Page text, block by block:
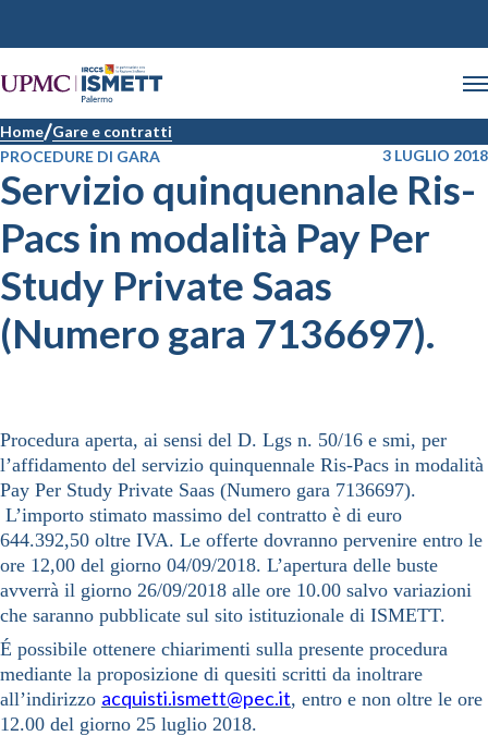
Home Gare e contratti
PROCEDURE DI GARA
3 LUGLIO 2018
Servizio quinquennale Ris-
Pacs in modalità Pay Per
Study Private Saas
(Numero gara 7136697).
Procedura aperta, ai sensi del D. Lgs n. 50/16 e smi, per
l’affidamento del servizio quinquennale Ris-Pacs in modalità
Pay Per Study Private Saas (Numero gara 7136697).
L’importo stimato massimo del contratto è di euro
644.392,50 oltre IVA. Le offerte dovranno pervenire entro le
ore 12,00 del giorno 04/09/2018. L’apertura delle buste
avverrà il giorno 26/09/2018 alle ore 10.00 salvo variazioni
che saranno pubblicate sul sito istituzionale di ISMETT.
É possibile ottenere chiarimenti sulla presente procedura
mediante la proposizione di quesiti scritti da inoltrare
all’indirizzo acquisti.ismett@pec.it, entro e non oltre le ore
12.00 del giorno 25 luglio 2018.